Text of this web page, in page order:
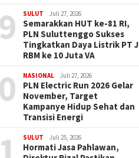
SULUT Juli 27, 2026
Semarakkan HUT ke-81 RI,
PLN Suluttenggo Sukses
Tingkatkan Daya Listrik PT J
RBM ke 10 Juta VA
NASIONAL Juli 27, 2026
PLN Electric Run 2026 Gelar
November, Target
Kampanye Hidup Sehat dan
Transisi Energi
SULUT Juli 25, 2026
Hormati Jasa Pahlawan,